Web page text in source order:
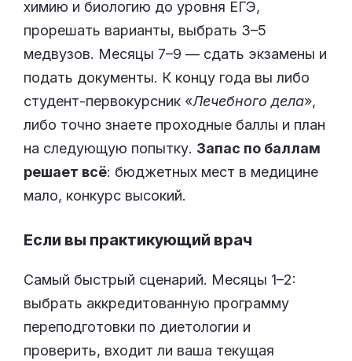
химию и биологию до уровня ЕГЭ,
прорешать варианты, выбрать 3–5
медвузов. Месяцы 7–9 — сдать экзамены и
подать документы. К концу года вы либо
студент-первокурсник «Лечебного дела»,
либо точно знаете проходные баллы и план
на следующую попытку. Запас по баллам
решает всё: бюджетных мест в медицине
мало, конкурс высокий.
Если вы практикующий врач
Самый быстрый сценарий. Месяцы 1–2:
выбрать аккредитованную программу
переподготовки по диетологии и
проверить, входит ли ваша текущая